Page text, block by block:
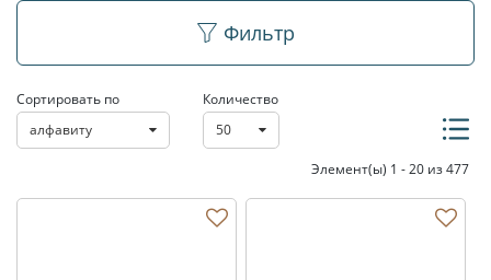
Пластиковая упаковка
Фильтр
Сортировать по
алфавиту
Количество
50
Элемент(ы) 1 - 20 из 477